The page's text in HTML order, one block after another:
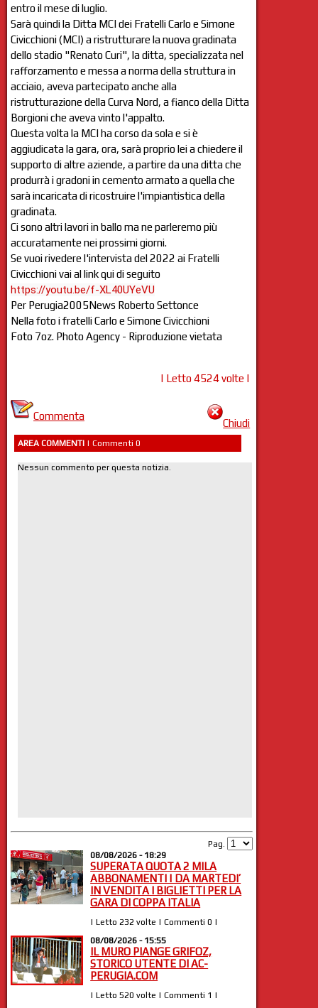
entro il mese di luglio.
Sarà quindi la Ditta MCI dei Fratelli Carlo e Simone
Civicchioni (MCI) a ristrutturare la nuova gradinata
dello stadio "Renato Curi", la ditta, specializzata nel
rafforzamento e messa a norma della struttura in
acciaio, aveva partecipato anche alla
ristrutturazione della Curva Nord, a fianco della Ditta
Borgioni che aveva vinto l'appalto.
Questa volta la MCI ha corso da sola e si è
aggiudicata la gara, ora, sarà proprio lei a chiedere il
supporto di altre aziende, a partire da una ditta che
produrrà i gradoni in cemento armato a quella che
sarà incaricata di ricostruire l'impiantistica della
gradinata.
Ci sono altri lavori in ballo ma ne parleremo più
accuratamente nei prossimi giorni.
Se vuoi rivedere l'intervista del 2022 ai Fratelli
Civicchioni vai al link qui di seguito
https://youtu.be/f-XL40UYeVU
Per Perugia2005News Roberto Settonce
Nella foto i fratelli Carlo e Simone Civicchioni
Foto 7oz. Photo Agency - Riproduzione vietata
| Letto 4524 volte |
Chiudi
Commenta
AREA COMMENTI | Commenti 0
Pag.
08/08/2026 - 18:29
SUPERATA QUOTA 2 MILA
ABBONAMENTI | DA MARTEDI’
IN VENDITA I BIGLIETTI PER LA
GARA DI COPPA ITALIA
| Letto 232 volte | Commenti 0 |
08/08/2026 - 15:55
IL MURO PIANGE GRIFOZ,
STORICO UTENTE DI AC-
PERUGIA.COM
| Letto 520 volte | Commenti 1 |